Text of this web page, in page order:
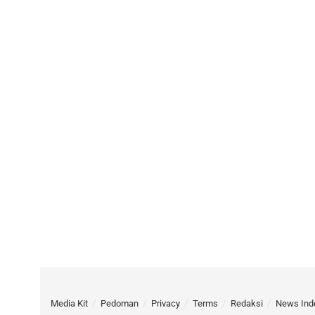
Media Kit Pedoman Privacy Terms Redaksi News